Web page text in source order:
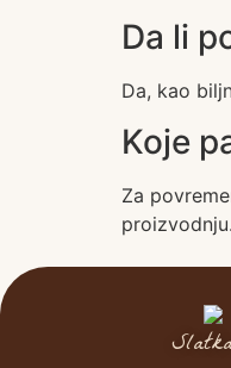
Da li
Da, kao
Koje
Za
proizvodnju.